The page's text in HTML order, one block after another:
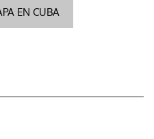
EN CUBA